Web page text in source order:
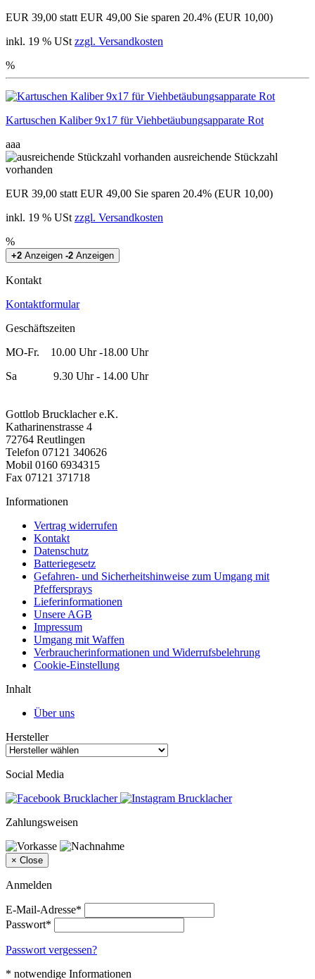
EUR 39,00 statt EUR 49,00 Sie sparen 20.4% (EUR 10,00)
inkl. 19 % USt zzgl. Versandkosten
%
Kartuschen Kaliber 9x17 für Viehbetäubungsapparate Rot
aaa
ausreichende Stückzahl
vorhanden
EUR 39,00 statt EUR 49,00 Sie sparen 20.4% (EUR 10,00)
inkl. 19 % USt zzgl. Versandkosten
%
+2 Anzeigen -2 Anzeigen
Kontakt
Kontaktformular
Geschäftszeiten
MO-Fr. 10.00 Uhr -18.00 Uhr
Sa 9.30 Uhr - 14.00 Uhr
Gottlob Brucklacher e.K.
Katharinenstrasse 4
72764 Reutlingen
Telefon 07121 340626
Mobil 0160 6934315
Fax 07121 371718
Informationen
Vertrag widerrufen
Kontakt
Datenschutz
Batteriegesetz
Gefahren- und Sicherheitshinweise zum Umgang mit
Pfeffersprays
Lieferinformationen
Unsere AGB
Impressum
Umgang mit Waffen
Verbraucherinformationen und Widerrufsbelehrung
Cookie-Einstellung
Inhalt
Über uns
Hersteller
Social Media
Zahlungsweisen
× Close
Anmelden
E-Mail-Adresse*
Passwort*
Passwort vergessen?
* notwendige Informationen